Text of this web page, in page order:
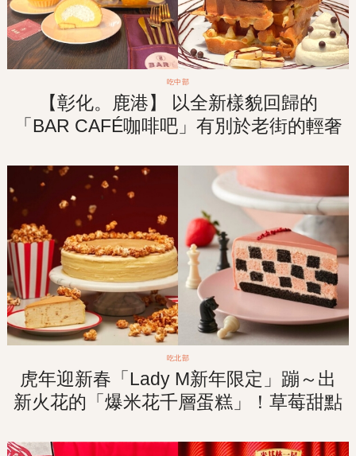
吃中部
【彰化。鹿港】 以全新樣貌回歸的
「BAR CAFÉ咖啡吧」有別於老街的輕奢
午茶食光！
吃北部
虎年迎新春「Lady M新年限定」蹦～出
新火花的「爆米花千層蛋糕」！草莓甜點